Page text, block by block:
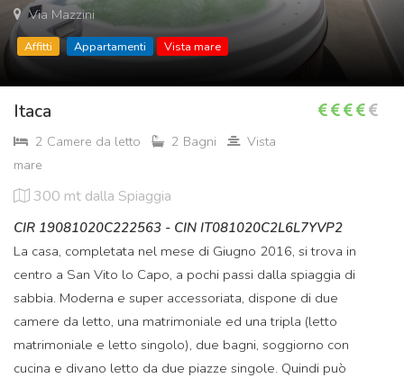
Via Mazzini
Affitti Appartamenti Vista mare
Itaca
2 Camere da letto 2 Bagni
Vista
mare
300 mt dalla Spiaggia
CIR 19081020C222563 - CIN IT081020C2L6L7YVP2
La casa, completata nel mese di Giugno 2016, si trova in
centro a San Vito lo Capo, a pochi passi dalla spiaggia di
sabbia. Moderna e super accessoriata, dispone di due
camere da letto, una matrimoniale ed una tripla (letto
matrimoniale e letto singolo), due bagni, soggiorno con
cucina e divano letto da due piazze singole. Quindi può